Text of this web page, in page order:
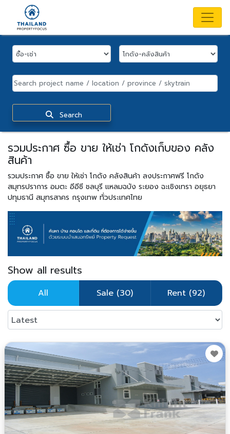
Search
รวมประกาศ ซื้อ ขาย ให้เช่า โกดังเก็บของ คลัง
สินค้า
รวมประกาศ ซื้อ ขาย ให้เช่า โกดัง คลังสินค้า ลงประกาศฟรี โกดัง
สมุทรปราการ อมตะ อีอีซี ชลบุรี แหลมฉบัง ระยอง ฉะเชิงเทรา อยุธยา
ปทุมธานี สมุทรสาคร กรุงเทพ ทั่วประเทศไทย
Show all results
All Sale (30) Rent (92)